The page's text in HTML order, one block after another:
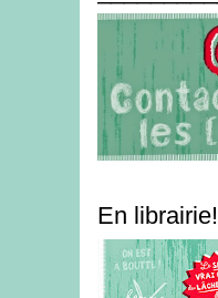
En librairie!